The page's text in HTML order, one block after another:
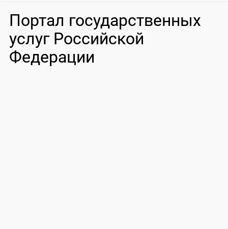
Портал государственных
услуг Российской
Федерации